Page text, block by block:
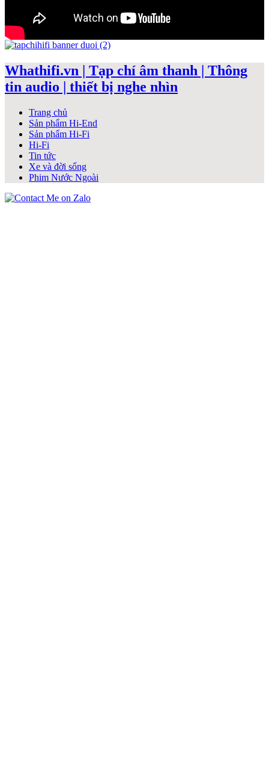
Whathifi.vn | Tạp chí âm thanh | Thông
tin audio | thiết bị nghe nhìn
Trang chủ
Sản phẩm Hi-End
Sản phẩm Hi-Fi
Hi-Fi
Tin tức
Xe và đời sống
Phim Nước Ngoài